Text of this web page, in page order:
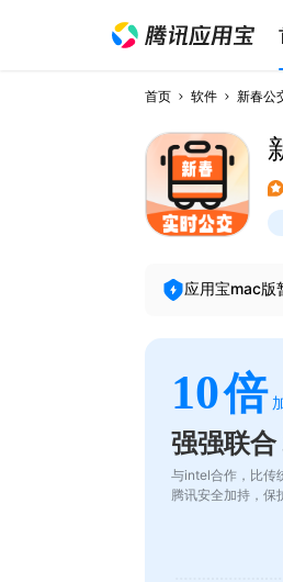
首页 软件 新春公
应用宝mac版
10倍
强强联
与intel合作，比传
腾讯安全加持，保